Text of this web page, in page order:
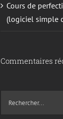
Cours de
(logiciel simple
Commentaires